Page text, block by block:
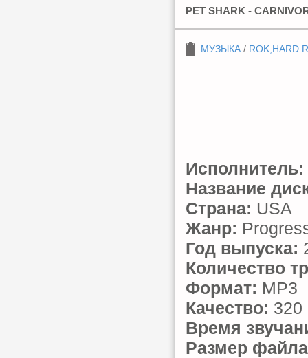
PET SHARK -
МУЗЫКА / ROK,HARD
Исполнитель:
Название
Страна: USA
Жанр:
Год выпуска:
Количество
Формат: MP3
Качество: 320
Время
Размер